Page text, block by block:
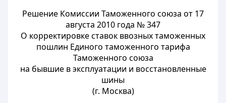
Решение Комиссии Таможенного союза от 17
августа 2010 года № 347
О корректировке ставок ввозных таможенных
пошлин Единого таможенного тарифа
Таможенного союза
на бывшие в эксплуатации и восстановленные
шины
(г. Москва)